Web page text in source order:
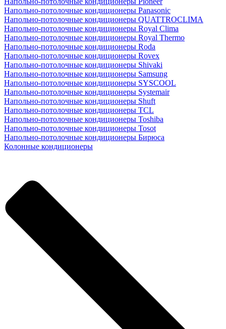
Напольно-потолочные кондиционеры Panasonic
Напольно-потолочные кондиционеры QUATTROCLIMA
Напольно-потолочные кондиционеры Royal Clima
Напольно-потолочные кондиционеры Royal Thermo
Напольно-потолочные кондиционеры Roda
Напольно-потолочные кондиционеры Rovex
Напольно-потолочные кондиционеры Shivaki
Напольно-потолочные кондиционеры Samsung
Напольно-потолочные кондиционеры SYSCOOL
Напольно-потолочные кондиционеры Systemair
Напольно-потолочные кондиционеры Shuft
Напольно-потолочные кондиционеры TCL
Напольно-потолочные кондиционеры Toshiba
Напольно-потолочные кондиционеры Tosot
Напольно-потолочные кондиционеры Бирюса
Колонные кондиционеры